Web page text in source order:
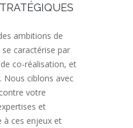
ambitions de
caractérise par
co-réalisation, et
Nous ciblons avec
votre
et
à ces enjeux et